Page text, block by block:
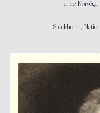
et de
Stockholm,